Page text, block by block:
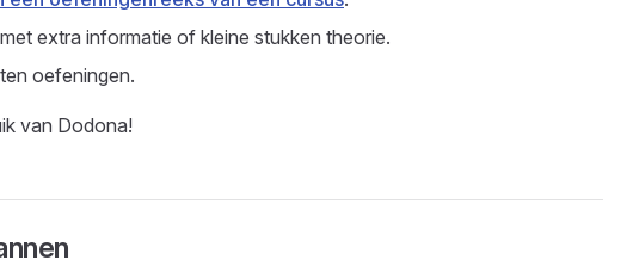
met extra informatie of kleine stukken theorie.
oefeningen.
van Dodona!